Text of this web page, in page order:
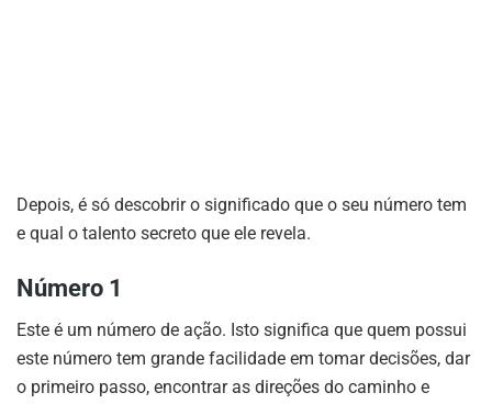
Depois, é só descobrir o significado que o seu número tem
e qual o talento secreto que ele revela.
Número 1
Este é um número de ação. Isto significa que quem possui
este número tem grande facilidade em tomar decisões, dar
o primeiro passo, encontrar as direções do caminho e